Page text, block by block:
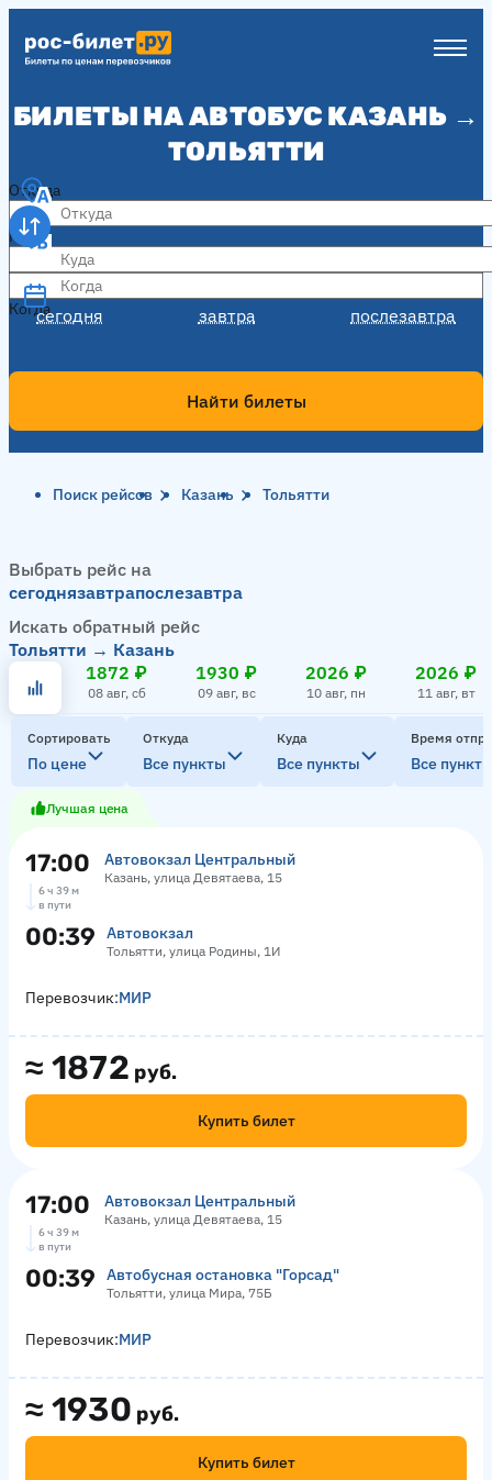
БИЛЕТЫ НА АВТОБУС КАЗАНЬ →
ТОЛЬЯТТИ
Откуда
Куда
Когда
сегодня завтра послезавтра
Когда
Найти билеты
Поиск рейсов Казань Тольятти
Выбрать рейс на
сегоднязавтрапослезавтра
Искать обратный рейс
Тольятти → Казань
1872 ₽
08 авг, сб
1930 ₽
09 авг, вс
2026 ₽
10 авг, пн
2026 ₽
11 авг, вт
Сортировать
По цене
Откуда
Все пункты
Куда
Все пункты
Время
Все
Лучшая цена
17:00 Автовокзал Центральный
Казань, улица Девятаева, 15
6 ч 39 м
в пути
00:39 Автовокзал
Тольятти, улица Родины, 1И
≈ 1872 руб.
Купить билет
Перевозчик:МИР
17:00 Автовокзал Центральный
Казань, улица Девятаева, 15
6 ч 39 м
в пути
00:39 Автобусная остановка "Горсад"
Тольятти, улица Мира, 75Б
≈ 1930 руб.
Купить билет
Перевозчик:МИР